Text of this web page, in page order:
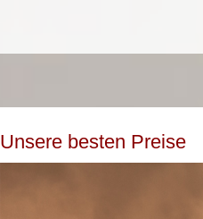
Unsere besten Preise